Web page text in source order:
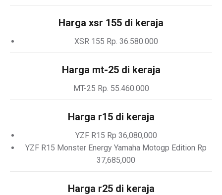
Harga xsr 155 di keraja
XSR 155 Rp. 36.580.000
Harga mt-25 di keraja
MT-25 Rp. 55.460.000
Harga r15 di keraja
YZF R15 Rp 36,080,000
YZF R15 Monster Energy Yamaha Motogp Edition Rp
37,685,000
Harga r25 di keraja